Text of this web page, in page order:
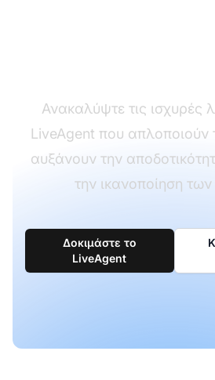
Ανακαλύψτε τις ισχυρές
LiveAgent που απλοποιούν
αυξάνουν την
την ικανοποίηση
Δοκιμάστε το
LiveAgent